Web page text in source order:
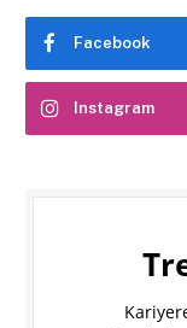
Facebook
Instagram